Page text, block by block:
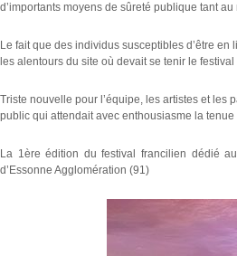
d’importants moyens de sûreté publique tant
Le fait que des individus susceptibles d’être
les alentours du site où devait se tenir le
Triste nouvelle pour l’équipe, les artistes et les
public qui attendait avec enthousiasme la tenue
La 1ère édition du festival francilien dédié
d’Essonne Agglomération (91)